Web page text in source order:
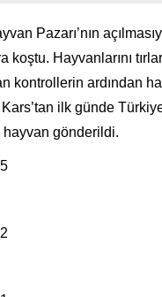
Pazarı’nın
koştu. Hayvanlarını
kontrollerin ardından
ilk günde
hayvan gönderildi.